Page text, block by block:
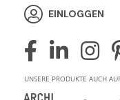
EINLOGGEN
UNSERE PRODUKTE AUCH